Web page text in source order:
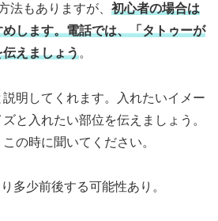
法もありますが、 初心者の場合は
します。電話では、「タトゥーが
えましょう。
明してくれます。入れたいイメー
と入れたい部位を伝えましょう。
の時に聞いてください。
多少前後する可能性あり。